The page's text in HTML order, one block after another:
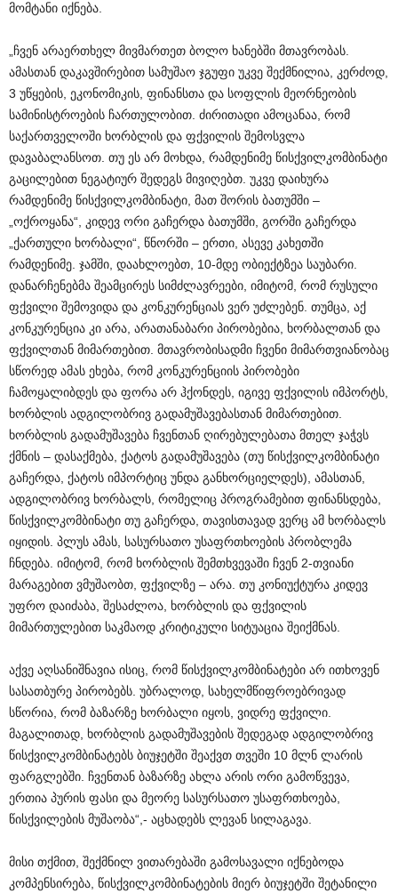
მომტანი იქნება.
„ჩვენ არაერთხელ მივმართეთ ბოლო ხანებში მთავრობას.
ამასთან დაკავშირებით სამუშაო ჯგუფი უკვე შექმნილია, კერძოდ,
3 უწყების, ეკონომიკის, ფინანსთა და სოფლის მეორნეობის
სამინისტროების ჩართულობით. ძირითადი ამოცანაა, რომ
საქართველოში ხორბლის და ფქვილის შემოსვლა
დავაბალანსოთ. თუ ეს არ მოხდა, რამდენიმე წისქვილკომბინატი
გაცილებით ნეგატიურ შედეგს მივიღებთ. უკვე დაიხურა
რამდენიმე წისქვილკომბინატი, მათ შორის ბათუმში –
„ოქროყანა“, კიდევ ორი გაჩერდა ბათუმში, გორში გაჩერდა
„ქართული ხორბალი“, წნორში – ერთი, ასევე კახეთში
რამდენიმე. ჯამში, დაახლოებთ, 10-მდე ობიექტზეა საუბარი.
დანარჩენებმა შეამცირეს სიმძლავრეები, იმიტომ, რომ რუსული
ფქვილი შემოვიდა და კონკურენციას ვერ უძლებენ. თუმცა, აქ
კონკურენცია კი არა, არათანაბარი პირობებია, ხორბალთან და
ფქვილთან მიმართებით. მთავრობისადმი ჩვენი მიმართვიანობაც
სწორედ ამას ეხება, რომ კონკურენციის პირობები
ჩამოყალიბდეს და ფორა არ ჰქონდეს, იგივე ფქვილის იმპორტს,
ხორბლის ადგილობრივ გადამუშავებასთან მიმართებით.
ხორბლის გადამუშავება ჩვენთან ღირებულებათა მთელ ჯაჭვს
ქმნის – დასაქმება, ქატოს გადამუშავება (თუ წისქვილკომბინატი
გაჩერდა, ქატოს იმპორტიც უნდა განხორციელდეს), ამასთან,
ადგილობრივ ხორბალს, რომელიც პროგრამებით ფინანსდება,
წისქვილკომბინატი თუ გაჩერდა, თავისთავად ვერც ამ ხორბალს
იყიდის. პლუს ამას, სასურსათო უსაფრთხოების პრობლემა
ჩნდება. იმიტომ, რომ ხორბლის შემთხვევაში ჩვენ 2-თვიანი
მარაგებით ვმუშაობთ, ფქვილზე – არა. თუ კონიუქტურა კიდევ
უფრო დაიძაბა, შესაძლოა, ხორბლის და ფქვილის
მიმართულებით საკმაოდ კრიტიკული სიტუაცია შეიქმნას.
აქვე აღსანიშნავია ისიც, რომ წისქვილკომბინატები არ ითხოვენ
სასათბურე პირობებს. უბრალოდ, სახელმწიფროებრივად
სწორია, რომ ბაზარზე ხორბალი იყოს, ვიდრე ფქვილი.
მაგალითად, ხორბლის გადამუშავების შედეგად ადგილობრივ
წისქვილკომბინატებს ბიუჯეტში შეაქვთ თვეში 10 მლნ ლარის
ფარგლებში. ჩვენთან ბაზარზე ახლა არის ორი გამოწვევა,
ერთია პურის ფასი და მეორე სასურსათო უსაფრთხოება,
წისქვილების მუშაობა“,- აცხადებს ლევან სილაგავა.
მისი თქმით, შექმნილ ვითარებაში გამოსავალი იქნებოდა
კომპენსირება, წისქვილკომბინატების მიერ ბიუჯეტში შეტანილი